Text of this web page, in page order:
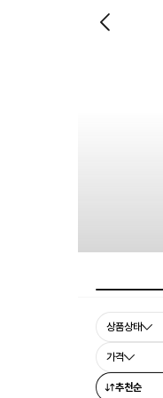
상품상태
가격
추천순